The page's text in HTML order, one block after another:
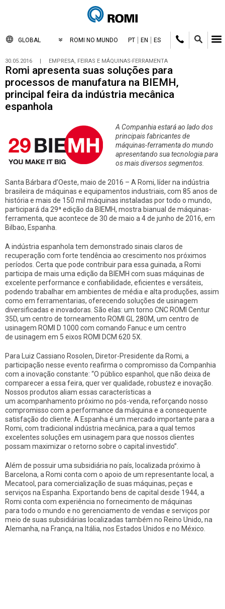
GLOBAL ROMI NO MUNDO PT EN ES
30.05.2016 | EMPRESA, FEIRAS E MÁQUINAS-FERRAMENTA
Romi apresenta suas soluções para
processos de manufatura na BIEMH,
principal feira da indústria mecânica
espanhola
A Companhia estará ao lado dos
principais fabricantes de
máquinas-ferramenta do mundo
apresentando suatecnologia para
os mais diversos segmentos.
Santa Bárbara d’Oeste, maio de 2016 – A Romi, líder na indústria
brasileira de máquinas e equipamentos industriais, com 85 anos de
história e mais de 150 mil máquinas instaladas por todo o mundo,
participará da 29ª edição da BIEMH, mostra bianual de máquinas-
ferramenta, que acontece de 30 de maio a 4 de junho de 2016, em
Bilbao, Espanha.
A indústria espanhola tem demonstrado sinais claros de
recuperação com forte tendência ao crescimento nos próximos
períodos. Certa que pode contribuir para essa guinada, a Romi
participa de mais uma edição da BIEMH com suas máquinas de
excelente performance e confiabilidade, eficientes e versáteis,
podendo trabalhar em ambientes de média e alta produções, assim
como em ferramentarias, oferecendo soluções de usinagem
diversificadas e inovadoras. São elas: um torno CNC ROMI Centur
35D, um centro de torneamento ROMI GL 280M, um centro de
usinagem ROMI D 1000 com comando Fanuc e um centro
de usinagem em 5 eixos ROMI DCM 620 5X.
Para Luiz Cassiano Rosolen, Diretor-Presidente da Romi, a
participação nesse evento reafirma o compromisso da Companhia
com a inovação constante: “O público espanhol, que não deixa de
comparecer a essa feira, quer ver qualidade, robustez e inovação.
Nossos produtos aliam essas características a
um acompanhamento próximo no pós-venda, reforçando nosso
compromisso com a performance da máquina e a consequente
satisfação do cliente. A Espanha é um mercado importante para a
Romi, com tradicional indústria mecânica, para a qual temos
excelentes soluções em usinagem para que nossos clientes
possam maximizar o retorno sobre o capital investido”.
Além de possuir uma subsidiária no país, localizada próximo à
Barcelona, a Romi conta com o apoio de um representante local, a
Mecatool, para comercialização de suas máquinas, peças e
serviços na Espanha. Exportando bens de capital desde 1944, a
Romi conta com experiência no fornecimento de máquinas
para todo o mundo e no gerenciamento de vendas e serviços por
meio de suas subsidiárias localizadas também no Reino Unido, na
Alemanha, na França, na Itália, nos Estados Unidos e no México.